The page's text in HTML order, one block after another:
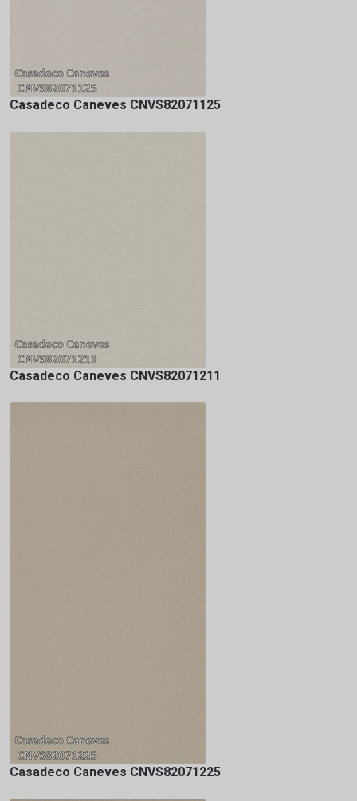
Casadeco Caneves CNVS82071125
Casadeco Caneves CNVS82071211
Casadeco Caneves CNVS82071225